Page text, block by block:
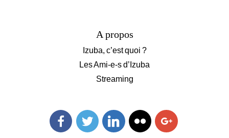
A propos
Izuba, c’est quoi ?
Les Ami-e-s d’Izuba
Streaming